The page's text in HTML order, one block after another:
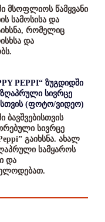
მსოფლიოს წამყვანი
სამოსისა და
რომელიც
და
PEPPI“ ზუგდიდში
სივრცე
(ფოტო/ვიდეო)
ბავშვებისთვის
სივრცე
გაიხსნა. ახალ
სამყაროს
და